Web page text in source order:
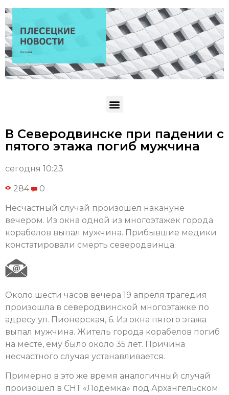
В Северодвинске при падении с
пятого этажа погиб мужчина
сегодня 10:23
284 0
Несчастный случай произошел накануне
вечером. Из окна одной из многоэтажек города
корабелов выпал мужчина. Прибывшие медики
констатировали смерть северодвинца.
Около шести часов вечера 19 апреля трагедия
произошла в северодвинской многоэтажке по
адресу ул. Пионерская, 6. Из окна пятого этажа
выпал мужчина. Житель города корабелов погиб
на месте, ему было около 35 лет. Причина
несчастного случая устанавливается.
Примерно в это же время аналогичный случай
произошел в СНТ «Лодемка» под Архангельском.